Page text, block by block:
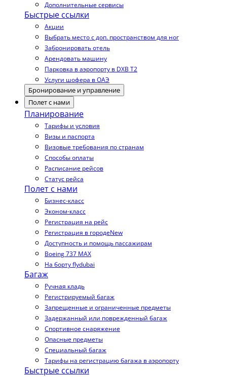
Дополнительные сервисы
Быстрые ссылки
Акции
Выбрать место с доп. пространством для ног
Забронировать отель
Арендовать машину
Парковка в аэропорту в DXB T2
Услуги шофера в ОАЭ
Бронирование и управление
Полет с нами
Планирование
Тарифы и условия
Визы и паспорта
Визовые требования по странам
Способы оплаты
Расписание рейсов
Статус рейса
Полет с нами
Бизнес-класс
Эконом-класс
Регистрация на рейс
Регистрация в городеNew
Доступность и помощь пассажирам
Boeing 737 MAX
На борту flydubai
Багаж
Ручная кладь
Регистрируемый багаж
Запрещенные и ограниченные предметы
Задержанный или поврежденный багаж
Спортивное снаряжение
Опасные предметы
Специальный багаж
Тарифы на регистрацию багажа в аэропорту
Быстрые ссылки